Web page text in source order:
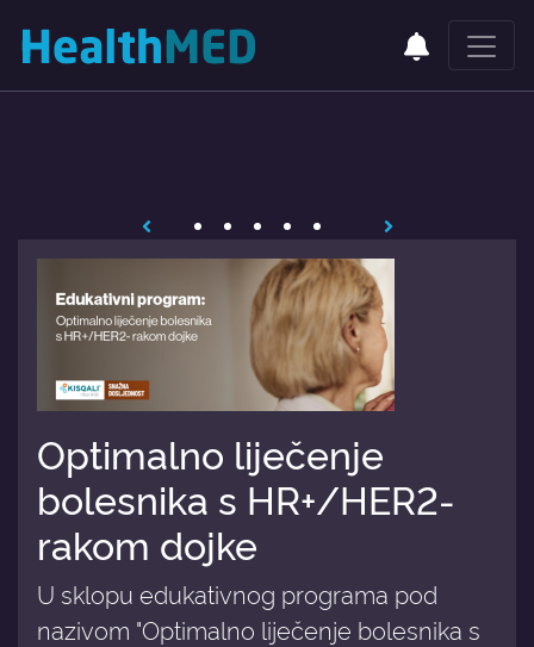
Optimalno liječenje
bolesnika s HR+/HER2-
rakom dojke
U sklopu edukativnog programa pod
nazivom "Optimalno liječenje bolesnika s